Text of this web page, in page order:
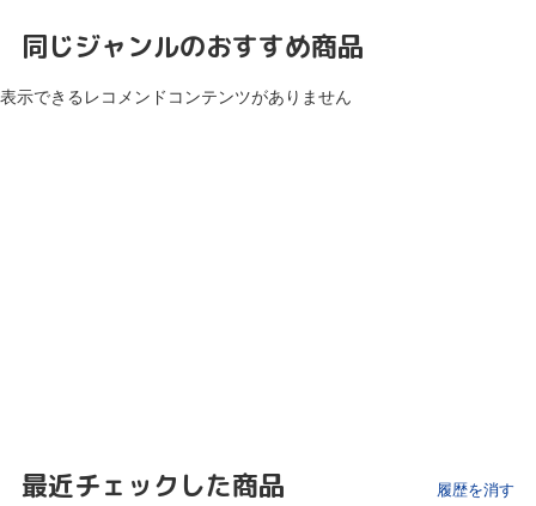
同じジャンルのおすすめ商品
表示できるレコメンドコンテンツがありません
最近チェックした商品 履歴を消す